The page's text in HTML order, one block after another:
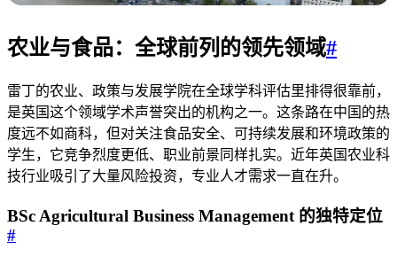
农业与食品：全球前列的领先领域#
雷丁的农业、政策与发展学院在全球学科评估里排得很靠前，
是英国这个领域学术声誉突出的机构之一。这条路在中国的热
度远不如商科，但对关注食品安全、可持续发展和环境政策的
学生，它竞争烈度更低、职业前景同样扎实。近年英国农业科
技行业吸引了大量风险投资，专业人才需求一直在升。
BSc Agricultural Business Management 的独特定位
#